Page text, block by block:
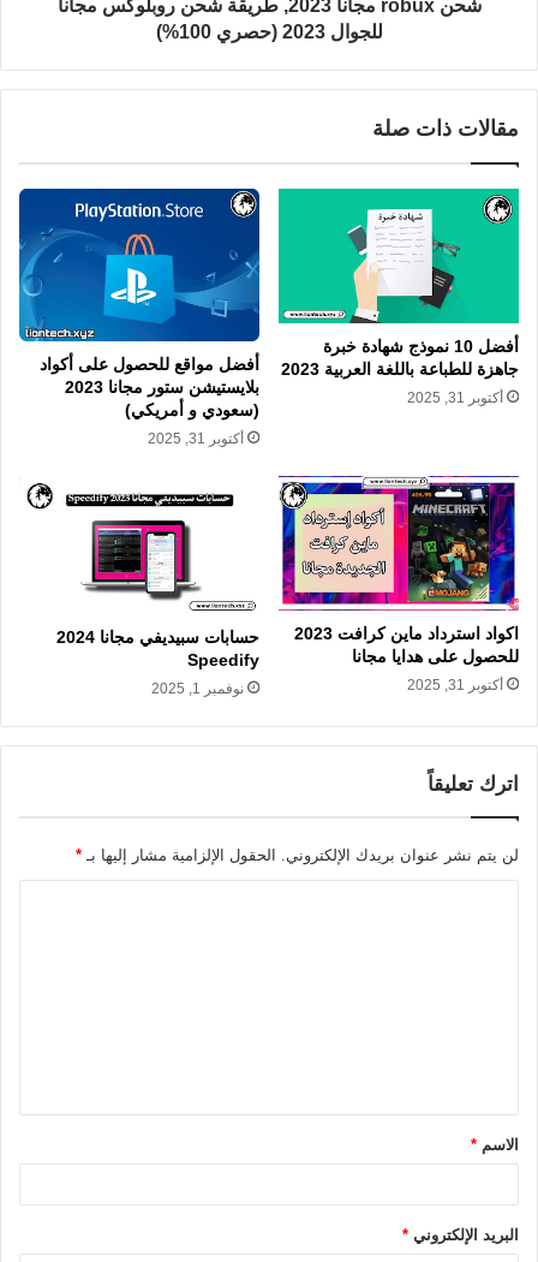
شحن robux مجانا 2023, طريقة شحن روبلوکس مجانا
للجوال 2023 (حصري 100%)
مقالات ذات صلة
أفضل 10 نموذج شهادة خبرة
جاهزة للطباعة باللغة العربية 2023
أكتوبر 31, 2025
أفضل مواقع للحصول على أكواد
بلايستيشن ستور مجانا 2023
(سعودي و أمريكي)
أكتوبر 31, 2025
اكواد استرداد ماين كرافت 2023
للحصول على هدايا مجانا
أكتوبر 31, 2025
حسابات سبيديفي مجانا 2024
Speedify
نوفمبر 1, 2025
اترك تعليقاً
لن يتم نشر عنوان بريدك الإلكتروني. الحقول الإلزامية مشار إليها بـ *
ق
*الاسم *
البريد الإلكتروني *